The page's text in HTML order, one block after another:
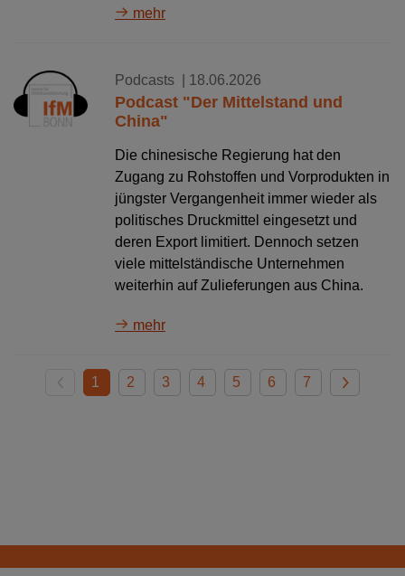
mehr
Podcasts | 18.06.2026
Podcast "Der Mittelstand und
China"
Die chinesische Regierung hat den
Zugang zu Rohstoffen und Vorprodukten in
jüngster Vergangenheit immer wieder als
politisches Druckmittel eingesetzt und
deren Export limitiert. Dennoch setzen
viele mittelständische Unternehmen
weiterhin auf Zulieferungen aus China.
mehr
1 2 3 4 5 6 7